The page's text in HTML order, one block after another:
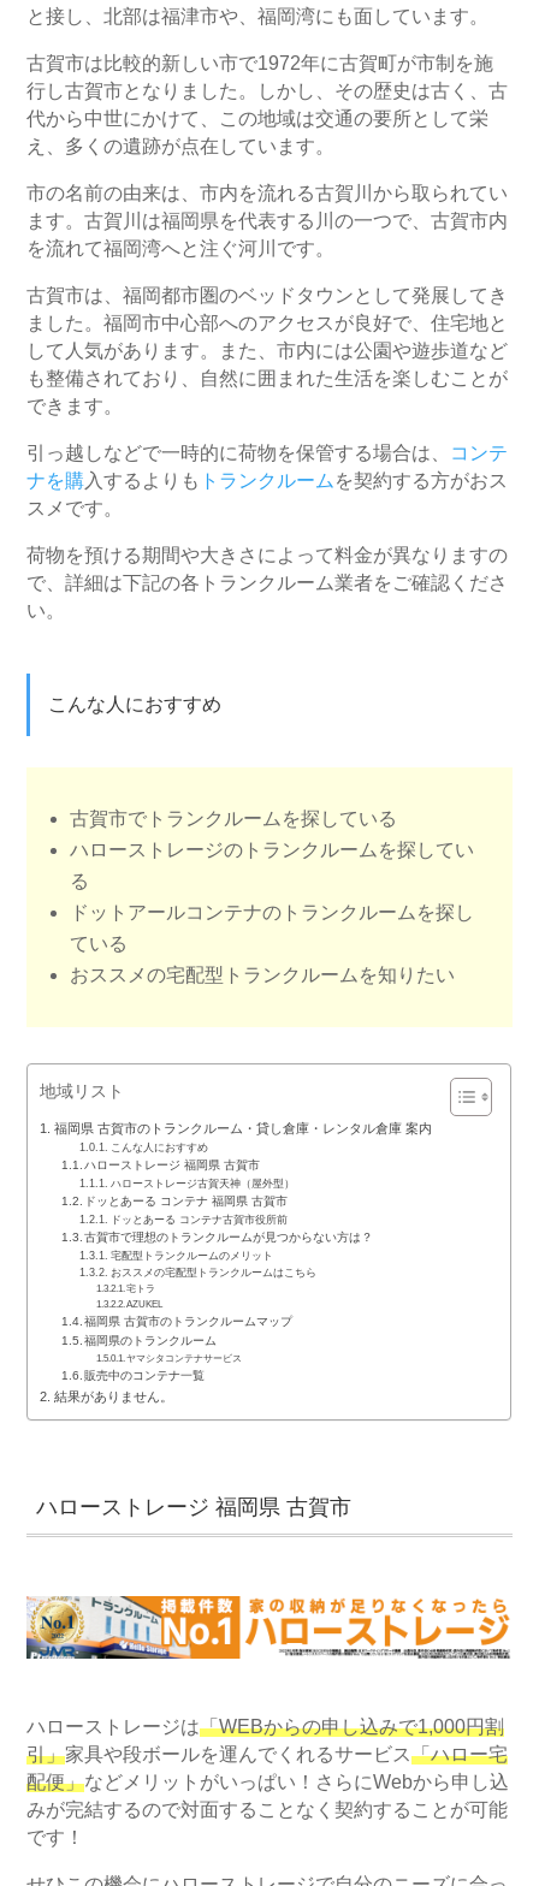
と接し、北部は福津市や、福岡湾にも面しています。
古賀市は比較的新しい市で1972年に古賀町が市制を施
行し古賀市となりました。しかし、その歴史は古く、古
代から中世にかけて、この地域は交通の要所として栄
え、多くの遺跡が点在しています。
市の名前の由来は、市内を流れる古賀川から取られてい
ます。古賀川は福岡県を代表する川の一つで、古賀市内
を流れて福岡湾へと注ぐ河川です。
古賀市は、福岡都市圏のベッドタウンとして発展してき
ました。福岡市中心部へのアクセスが良好で、住宅地と
して人気があります。また、市内には公園や遊歩道など
も整備されており、自然に囲まれた生活を楽しむことが
できます。
引っ越しなどで一時的に荷物を保管する場合は、 コンテ
ナを購入するよりも トランクルーム を契約する方がおス
スメです。
荷物を預ける期間や大きさによって料金が異なりますの
で、詳細は下記の各トランクルーム業者をご確認くださ
い。
こんな人におすすめ
古賀市でトランクルームを探している
ハローストレージのトランクルームを探してい
る
ドットアールコンテナのトランクルームを探し
ている
おススメの宅配型トランクルームを知りたい
地域リスト
福岡県 古賀市のトランクルーム・貸し倉庫・レンタル倉庫 案内
こんな人におすすめ
ハローストレージ 福岡県 古賀市
ハローストレージ古賀天神（屋外型）
ドッとあーる コンテナ 福岡県 古賀市
ドッとあーる コンテナ古賀市役所前
古賀市で理想のトランクルームが見つからない方は？
宅配型トランクルームのメリット
おススメの宅配型トランクルームはこちら
宅トラ
AZUKEL
福岡県 古賀市のトランクルームマップ
福岡県のトランクルーム
ヤマシタコンテナサービス
販売中のコンテナ一覧
結果がありません。
ハローストレージ 福岡県 古賀市
ハローストレージは「WEBからの申し込みで1,000円割
引」家具や段ボールを運んでくれるサービス「ハロー宅
配便」などメリットがいっぱい！さらにWebから申し込
みが完結するので対面することなく契約することが可能
です！